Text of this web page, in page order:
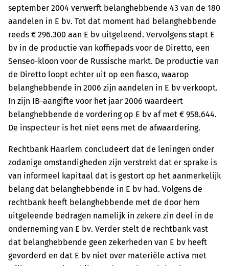
september 2004 verwerft belanghebbende 43 van de 180
aandelen in E bv. Tot dat moment had belanghebbende
reeds € 296.300 aan E bv uitgeleend. Vervolgens stapt E
bv in de productie van koffiepads voor de Diretto, een
Senseo-kloon voor de Russische markt. De productie van
de Diretto loopt echter uit op een fiasco, waarop
belanghebbende in 2006 zijn aandelen in E bv verkoopt.
In zijn IB-aangifte voor het jaar 2006 waardeert
belanghebbende de vordering op E bv af met € 958.644.
De inspecteur is het niet eens met de afwaardering.
Rechtbank Haarlem concludeert dat de leningen onder
zodanige omstandigheden zijn verstrekt dat er sprake is
van informeel kapitaal dat is gestort op het aanmerkelijk
belang dat belanghebbende in E bv had. Volgens de
rechtbank heeft belanghebbende met de door hem
uitgeleende bedragen namelijk in zekere zin deel in de
onderneming van E bv. Verder stelt de rechtbank vast
dat belanghebbende geen zekerheden van E bv heeft
gevorderd en dat E bv niet over materiële activa met